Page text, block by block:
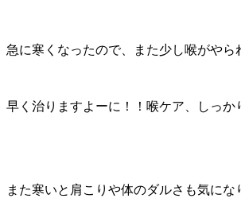
急に寒くなったので、また少し喉がや
早く治りますよーに！！喉ケア、しっ
また寒いと肩こりや体のダルさも気にな